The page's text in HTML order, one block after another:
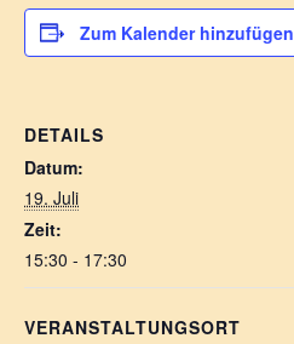
Zum Kalender hinzufügen
DETAILS
Datum:
19. Juli
Zeit:
15:30 - 17:30
VERANSTALTUNGSORT